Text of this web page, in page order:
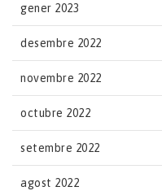
gener 2023
desembre 2022
novembre 2022
octubre 2022
setembre 2022
agost 2022